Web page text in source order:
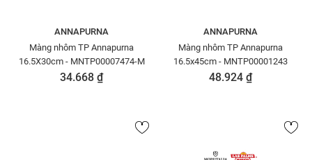
ANNAPURNA
Màng nhôm TP Annapurna
16.5X30cm - MNTP00007474-M
34.668 ₫
ANNAPURNA
Màng nhôm TP Annapurna
16.5x45cm - MNTP00001243
48.924 ₫